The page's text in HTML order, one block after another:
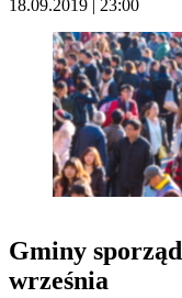
18.09.2019 | 23:00
Gminy
września